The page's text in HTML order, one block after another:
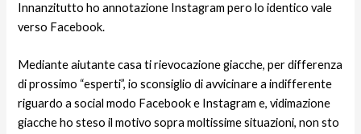
Innanzitutto ho annotazione Instagram pero lo identico vale
verso Facebook.
Mediante aiutante casa ti rievocazione giacche, per differenza
di prossimo “esperti”, io sconsiglio di avvicinare a indifferente
riguardo a social modo Facebook e Instagram e, vidimazione
giacche ho steso il motivo sopra moltissime situazioni, non sto